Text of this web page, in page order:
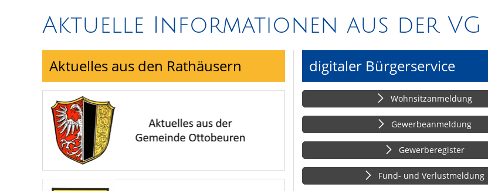
Aktuelle Informationen aus der
Aktuelles aus den Rathäusern digitaler Bürgerservice
Wohnsitzanmeldung
Gewerbeanmeldung
Gewerberegister
Fund- und Verlustmeldung